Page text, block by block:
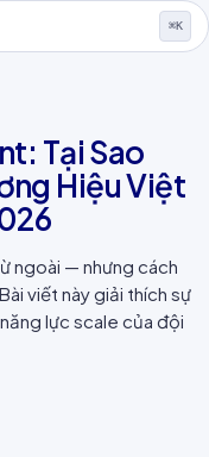
⌘K
Có Thể Tự
Tại Sao
Hiệu Việt
ngoài — nhưng cách
viết này giải thích sự
lực scale của đội